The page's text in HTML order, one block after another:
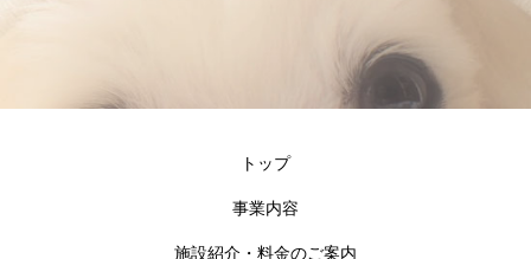
トップ
事業内容
施設紹介・料金のご案内